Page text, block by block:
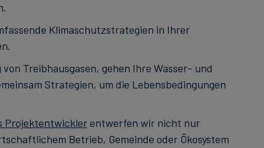
Klimaschutzstrategien in Ihrer
Treibhausgasen, gehen Ihre Wasser- und
Strategien, um die Lebensbedingungen
Projektentwicklerentwerfen wir nicht nur
Betrieb, Gemeinde oder Ökosystem